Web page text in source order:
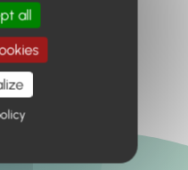
all